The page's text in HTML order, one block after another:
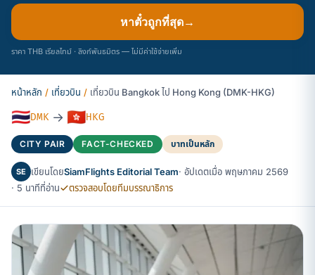
หาตั๋วถูกที่สุด→
ราคา THB เรียลไทม์ · ลิงก์พันธมิตร — ไม่มีค่าใช้จ่ายเพิ่ม
หน้าหลัก / เที่ยวบิน / เที่ยวบิน Bangkok ไป Hong Kong (DMK-HKG)
🇹🇭DMK → 🇭🇰HKG
CITY PAIR FACT-CHECKED บาทเป็นหลัก
SE เขียนโดยSiamFlights Editorial Team· อัปเดตเมื่อ พฤษภาคม 2569
· 5 นาทีที่อ่าน
ตรวจสอบโดยทีมบรรณาธิการ